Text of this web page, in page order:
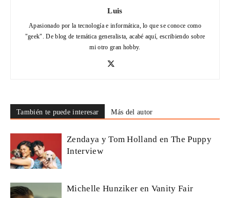
Luis
Apasionado por la tecnología e informática, lo que se conoce como
"geek". De blog de temática generalista, acabé aquí, escribiendo sobre
mi otro gran hobby.
También te puede interesar Más del autor
Zendaya y Tom Holland en The Puppy
Interview
Michelle Hunziker en Vanity Fair